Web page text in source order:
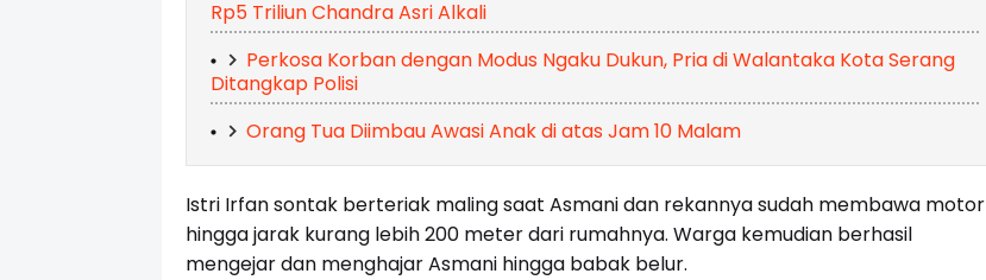
Rp5 Triliun Chandra Asri Alkali
Perkosa Korban dengan Modus Ngaku Dukun, Pria di Walantaka Kota Serang
Ditangkap Polisi
Orang Tua Diimbau Awasi Anak di atas Jam 10 Malam
Istri Irfan sontak berteriak maling saat Asmani dan rekannya sudah membawa motor
hingga jarak kurang lebih 200 meter dari rumahnya. Warga kemudian berhasil
mengejar dan menghajar Asmani hingga babak belur.